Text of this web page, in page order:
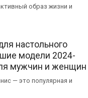
образ жизни и
настольного
модели 2024-
мужчин и женщин
— это популярная и